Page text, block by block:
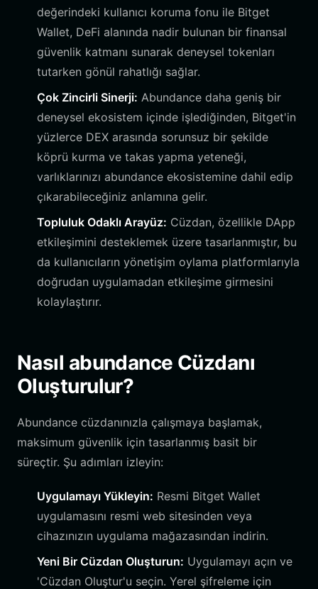
değerindeki kullanıcı koruma fonu ile Bitget
Wallet, DeFi alanında nadir bulunan bir finansal
güvenlik katmanı sunarak deneysel tokenları
tutarken gönül rahatlığı sağlar.
Çok Zincirli Sinerji: Abundance daha geniş bir
deneysel ekosistem içinde işlediğinden, Bitget'in
yüzlerce DEX arasında sorunsuz bir şekilde
köprü kurma ve takas yapma yeteneği,
varlıklarınızı abundance ekosistemine dahil edip
çıkarabileceğiniz anlamına gelir.
Topluluk Odaklı Arayüz: Cüzdan, özellikle DApp
etkileşimini desteklemek üzere tasarlanmıştır, bu
da kullanıcıların yönetişim oylama platformlarıyla
doğrudan uygulamadan etkileşime girmesini
kolaylaştırır.
Nasıl abundance Cüzdanı
Oluşturulur?
Abundance cüzdanınızla çalışmaya başlamak,
maksimum güvenlik için tasarlanmış basit bir
süreçtir. Şu adımları izleyin:
Uygulamayı Yükleyin: Resmi Bitget Wallet
uygulamasını resmi web sitesinden veya
cihazınızın uygulama mağazasından indirin.
Yeni Bir Cüzdan Oluşturun: Uygulamayı açın ve
'Cüzdan Oluştur'u seçin. Yerel şifreleme için